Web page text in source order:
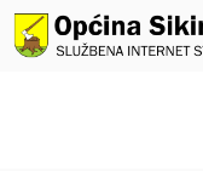
Preskoči
na